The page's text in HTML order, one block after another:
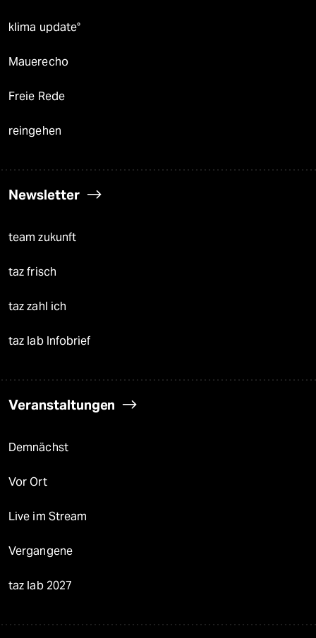
klima update°
Mauerecho
Freie Rede
reingehen
Newsletter
team zukunft
taz frisch
taz zahl ich
taz lab Infobrief
Veranstaltungen
Demnächst
Vor Ort
Live im Stream
Vergangene
taz lab 2027